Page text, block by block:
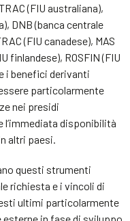
(FIU australiana),
DNB (banca centrale
(FIU canadese), MAS
finlandese), ROSFIN (FIU
i benefici derivanti
particolarmente
nei presidi
disponibilità
altri paesi.
questi strumenti
richiesta e i vincoli di
ultimi particolarmente